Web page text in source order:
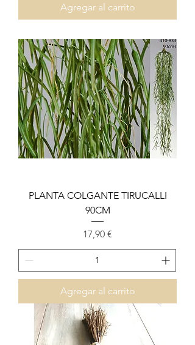
Agregar al carrito
PLANTA COLGANTE TIRUCALLI
90CM
Precio
17,90 €
Agregar al carrito